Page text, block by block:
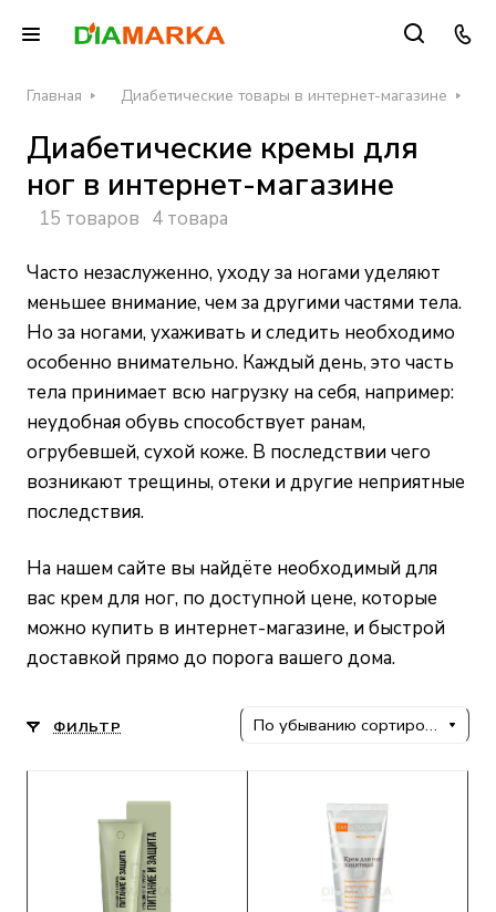
Главная Диабетические товары в интернет-магазине
Диабетические кремы для
ног в интернет-магазине
15 товаров 4 товара
Часто незаслуженно, уходу за ногами уделяют
меньшее внимание, чем за другими частями тела.
Но за ногами, ухаживать и следить необходимо
особенно внимательно. Каждый день, это часть
тела принимает всю нагрузку на себя, например:
неудобная обувь способствует ранам,
огрубевшей, сухой коже. В последствии чего
возникают трещины, отеки и другие неприятные
последствия.
На нашем сайте вы найдёте необходимый для
вас крем для ног, по доступной цене, которые
можно купить в интернет-магазине, и быстрой
доставкой прямо до порога вашего дома.
ФИЛЬТР По убыванию сортировки